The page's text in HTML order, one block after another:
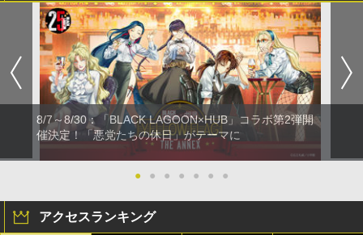
8/7～8/30：「BLACK LAGOON×HUB」コラボ第2弾開
催決定！「悪党たちの休日」がテーマに
● ● ● ● ● ● ●
アクセスランキング